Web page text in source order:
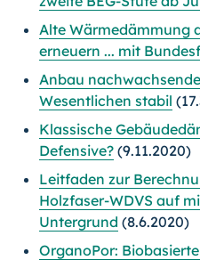
Alte Wärmedämmung
erneuern ... mit
Anbau
Wesentlichen stabil
Klassische
Defensive? (9.11.2020)
Leitfaden zur
Holzfaser-WDVS auf
Untergrund (8.6.2020)
OrganoPor: